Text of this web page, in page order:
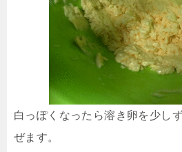
白っぽくなったら溶き卵を少し
ぜます。